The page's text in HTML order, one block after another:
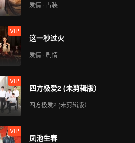
爱情 · 古装
VIP
这一秒过火
爱情 · 剧情
VIP
四方极爱2 (未剪辑版）
四方极爱2 (未剪辑版）
VIP
凤池生春